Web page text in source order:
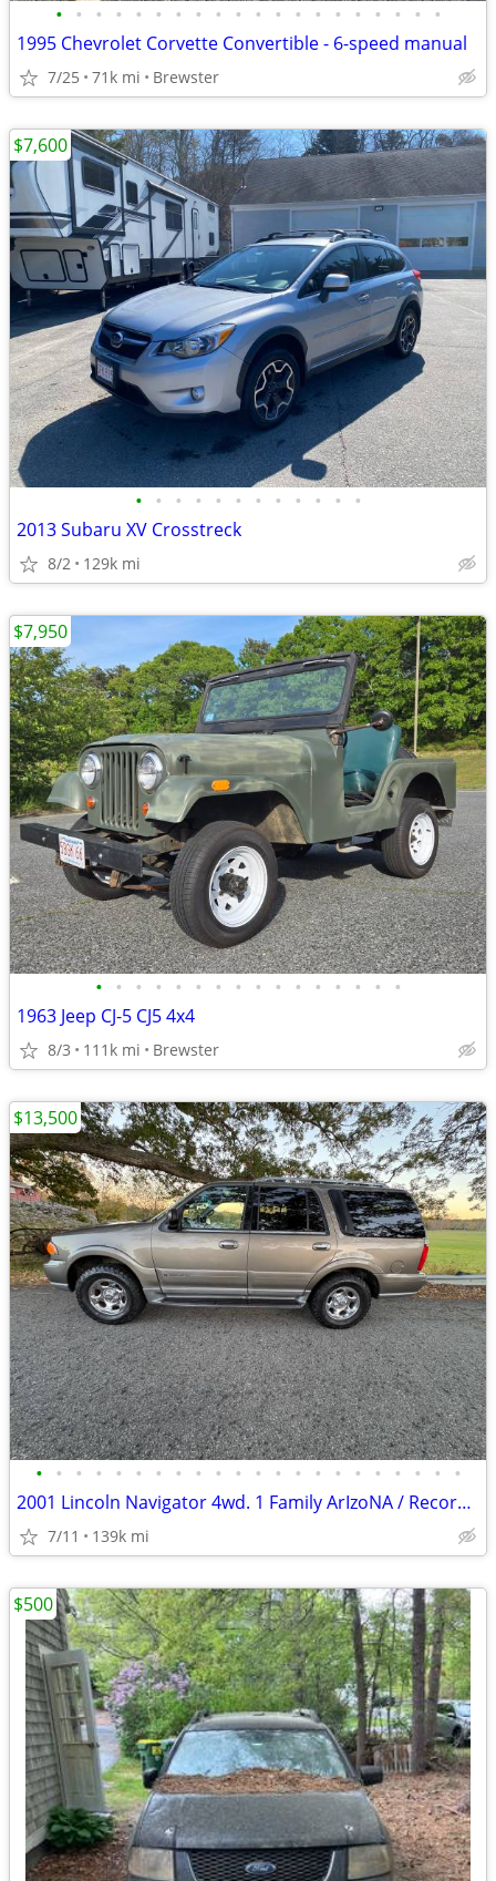
• • • • • • • • • • • • • • • • • • • •
1995 Chevrolet Corvette Convertible - 6-speed manual
7/25 71k mi Brewster
• • • • • • • • • • • •
2013 Subaru XV Crosstreck
8/2 129k mi
$7,600
• • • • • • • • • • • • • • • •
1963 Jeep CJ-5 CJ5 4x4
8/3 111k mi Brewster
$7,950
• • • • • • • • • • • • • • • • • • • • • •
2001 Lincoln Navigator 4wd. 1 Family ArIzoNA / Records 5085232123
7/11 139k mi
$13,500
$500